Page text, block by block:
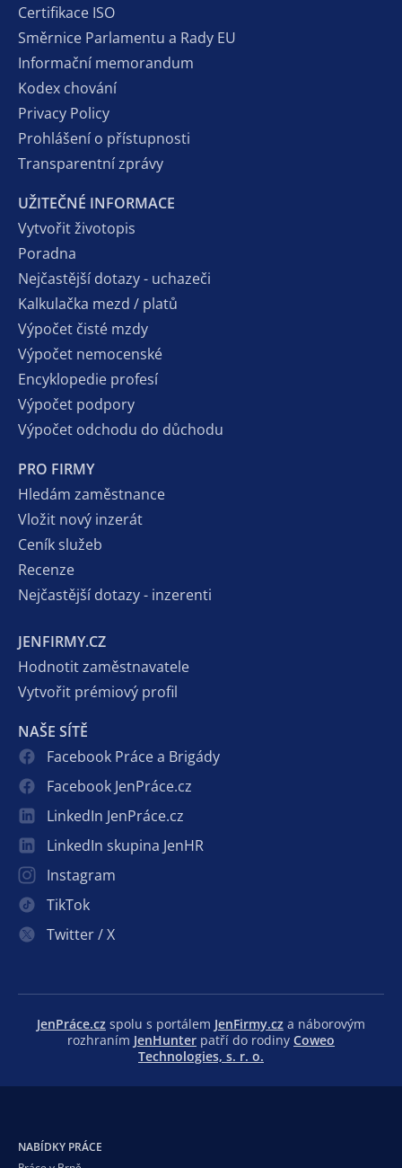
Certifikace ISO
Směrnice Parlamentu a Rady EU
Informační memorandum
Kodex chování
Privacy Policy
Prohlášení o přístupnosti
Transparentní zprávy
UŽITEČNÉ INFORMACE
Vytvořit životopis
Poradna
Nejčastější dotazy - uchazeči
Kalkulačka mezd / platů
Výpočet čisté mzdy
Výpočet nemocenské
Encyklopedie profesí
Výpočet podpory
Výpočet odchodu do důchodu
PRO FIRMY
Hledám zaměstnance
Vložit nový inzerát
Ceník služeb
Recenze
Nejčastější dotazy - inzerenti
JENFIRMY.CZ
Hodnotit zaměstnavatele
Vytvořit prémiový profil
NAŠE SÍTĚ
Facebook Práce a Brigády
Facebook JenPráce.cz
LinkedIn JenPráce.cz
LinkedIn skupina JenHR
Instagram
TikTok
Twitter / X
JenPráce.cz spolu s portálem JenFirmy.cz a náborovým
rozhraním JenHunter patří do rodiny Coweo
Technologies, s. r. o.
NABÍDKY PRÁCE